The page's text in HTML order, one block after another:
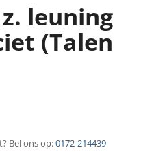
leuning
(Talen
Bel ons op:0172-214439